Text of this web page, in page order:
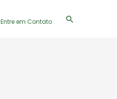
Entre em Contato Pesquisar